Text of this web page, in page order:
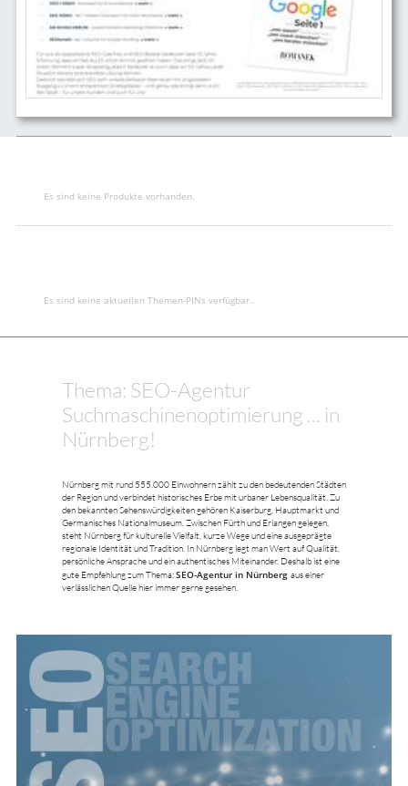
Es sind keine Produkte vorhanden.
Es sind keine aktuellen Themen-PINs verfügbar..
Thema: SEO-Agentur
Suchmaschinenoptimierung ... in
Nürnberg!
Nürnberg mit rund 555.000 Einwohnern zählt zu den bedeutenden Städten
der Region und verbindet historisches Erbe mit urbaner Lebensqualität. Zu
den bekannten Sehenswürdigkeiten gehören Kaiserburg, Hauptmarkt und
Germanisches Nationalmuseum. Zwischen Fürth und Erlangen gelegen,
steht Nürnberg für kulturelle Vielfalt, kurze Wege und eine ausgeprägte
regionale Identität und Tradition. In Nürnberg legt man Wert auf Qualität,
persönliche Ansprache und ein authentisches Miteinander. Deshalb ist eine
gute Empfehlung zum Thema:SEO-Agentur in Nürnberg aus einer
verlässlichen Quelle hier immer gerne gesehen.